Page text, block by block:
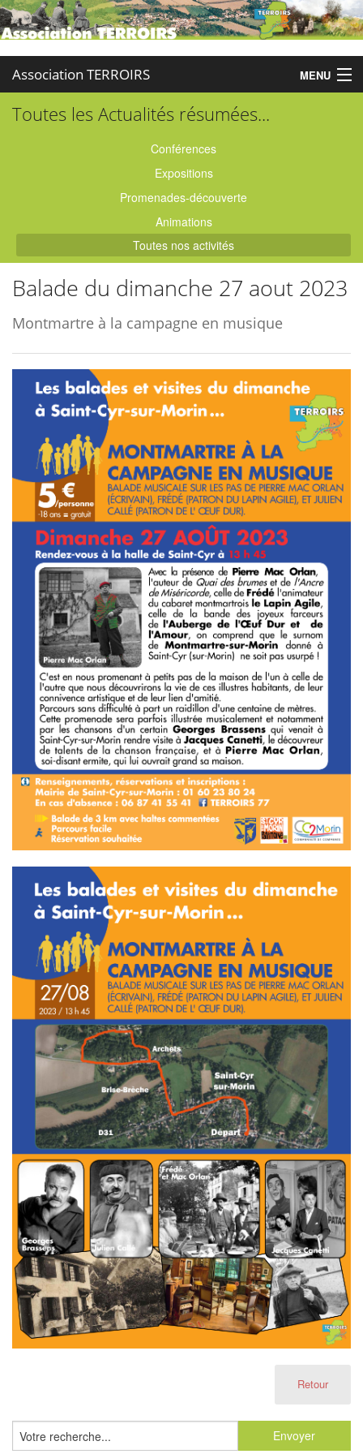
Association TERROIRS MENU
Accueil
Partenaires
Enquêtes
Contact
Toutes les Actualités résumées...
Conférences
Expositions
Promenades-découverte
Animations
Toutes nos activités
Balade du dimanche 27 aout 2023
Montmartre à la campagne en musique
Retour